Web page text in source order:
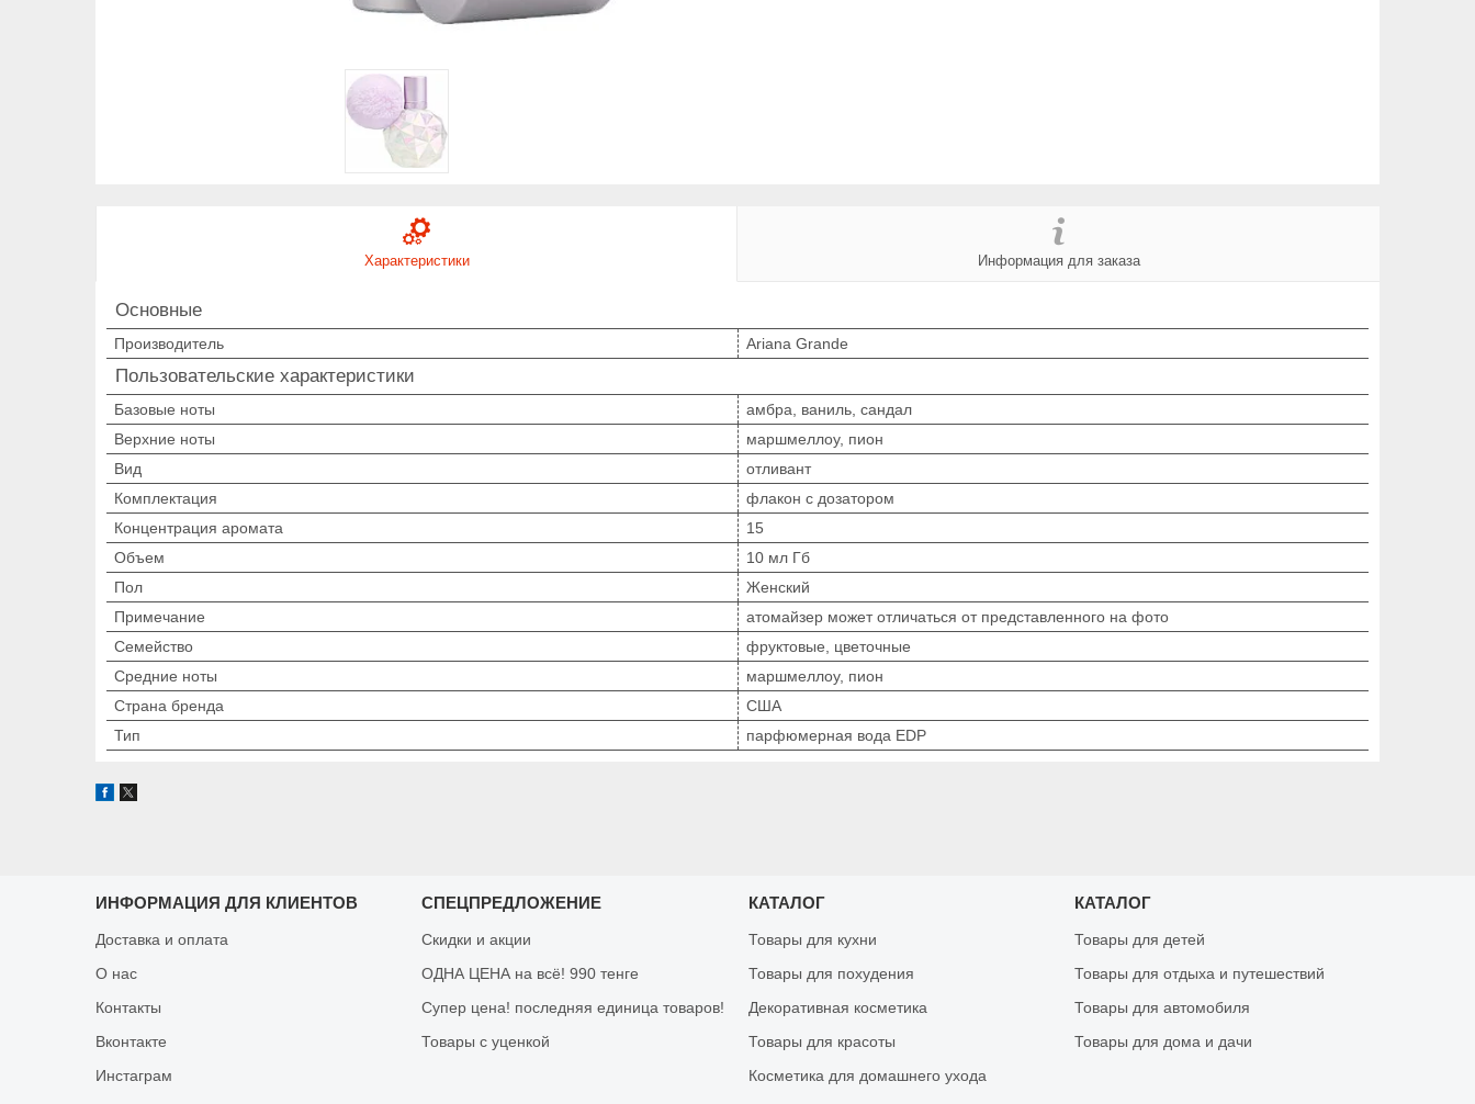
Характеристики Информация для заказа
Основные
Производитель Ariana Grande
Пользовательские характеристики
Базовые ноты
амбра, ваниль, сандал
Верхние ноты
маршмеллоу, пион
Вид
отливант
Комплектация
флакон с дозатором
Концентрация аромата
15
Объем
10 мл Гб
Пол
Женский
Примечание
атомайзер может отличаться от представленного на фото
Семейство
фруктовые, цветочные
Средние ноты
маршмеллоу, пион
Страна бренда
США
Тип
парфюмерная вода EDP
ИНФОРМАЦИЯ ДЛЯ КЛИЕНТОВ
Доставка и оплата
О нас
Контакты
Вконтакте
Инстаграм
СПЕЦПРЕДЛОЖЕНИЕ
Скидки и акции
ОДНА ЦЕНА на всё! 990 тенге
Супер цена! последняя единица товаров!
Товары с уценкой
КАТАЛОГ
Товары для кухни
Товары для похудения
Декоративная косметика
Товары для красоты
Косметика для домашнего ухода
КАТАЛОГ
Товары для детей
Товары для отдыха и путешествий
Товары для автомобиля
Товары для дома и дачи